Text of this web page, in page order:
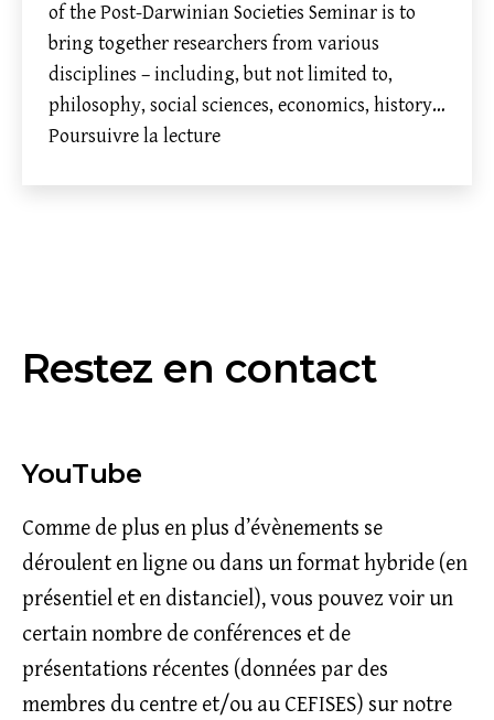
of the Post-Darwinian Societies Seminar is to
bring together researchers from various
disciplines – including, but not limited to,
philosophy, social sciences, economics, history…
Poursuivre la lecturePost-
Restez en contact
YouTube
Comme de plus en plus d’évènements se
déroulent en ligne ou dans un format hybride (en
présentiel et en distanciel), vous pouvez voir un
certain nombre de conférences et de
présentations récentes (données par des
membres du centre et/ou au CEFISES) surnotre